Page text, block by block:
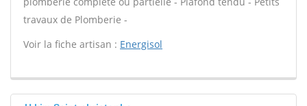
travaux de Plomberie -
Voir la fiche artisan : Energisol